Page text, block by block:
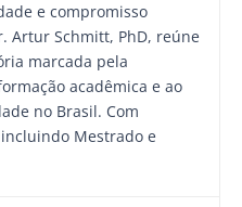
e compromisso
Artur Schmitt, PhD, reúne
marcada pela
acadêmica e ao
no Brasil. Com
Mestrado e